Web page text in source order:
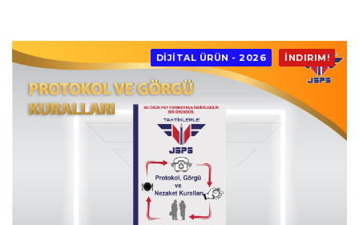
DİJİTAL ÜRÜN - 2026 İNDIRIM!